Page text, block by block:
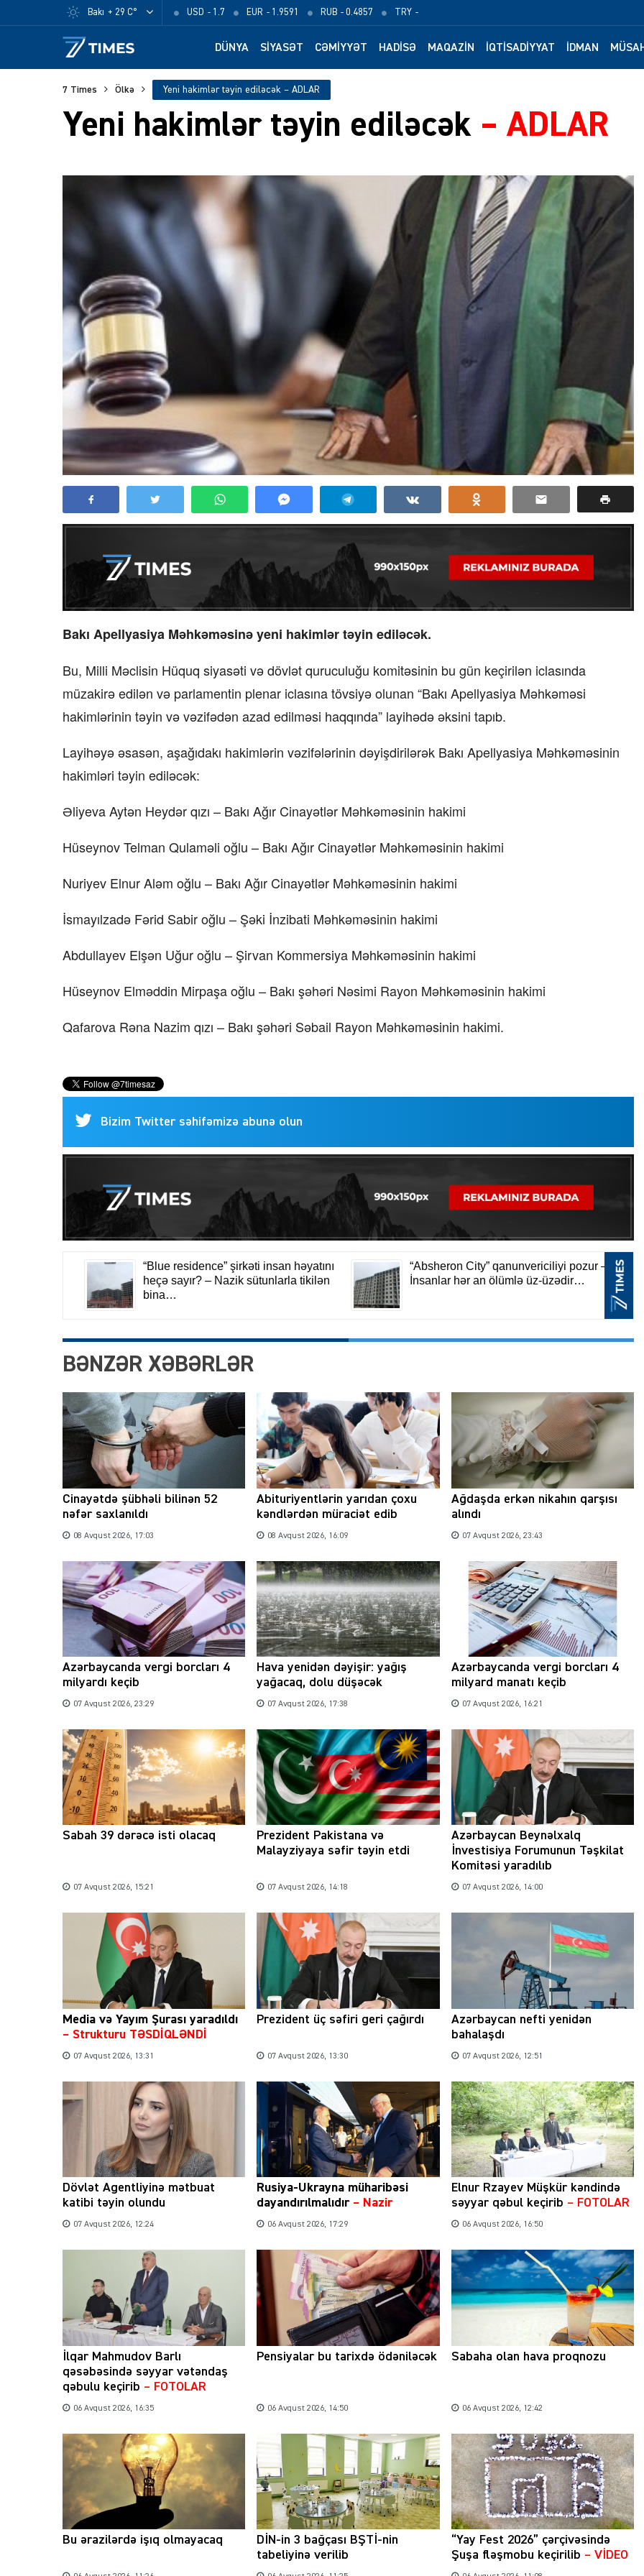
Bakı + 29 C° USD - 1.7 EUR - 1.9591 RUB - 0.4857 TRY -
DÜNYA SIYASƏT CƏMIYYƏT HADISƏ MAQAZIN İQTISADIYYAT İDMAN
7 Times Ölkə Yeni hakimlər təyin ediləcək – ADLAR
Yeni hakimlər təyin ediləcək – ADLAR
Bakı Apellyasiya Məhkəməsinə yeni hakimlər təyin ediləcək.
Bu, Milli Məclisin Hüquq siyasəti və dövlət quruculuğu komitəsinin bu gün keçirilən iclasında
müzakirə edilən və parlamentin plenar iclasına tövsiyə olunan “Bakı Apellyasiya Məhkəməsi
hakimlərinin təyin və vəzifədən azad edilməsi haqqında” layihədə əksini tapıb.
Layihəyə əsasən, aşağıdakı hakimlərin vəzifələrinin dəyişdirilərək Bakı Apellyasiya Məhkəməsinin
hakimləri təyin ediləcək:
Əliyeva Aytən Heydər qızı – Bakı Ağır Cinayətlər Məhkəməsinin hakimi
Hüseynov Telman Qulaməli oğlu – Bakı Ağır Cinayətlər Məhkəməsinin hakimi
Nuriyev Elnur Aləm oğlu – Bakı Ağır Cinayətlər Məhkəməsinin hakimi
İsmayılzadə Fərid Sabir oğlu – Şəki İnzibati Məhkəməsinin hakimi
Abdullayev Elşən Uğur oğlu – Şirvan Kommersiya Məhkəməsinin hakimi
Hüseynov Elməddin Mirpaşa oğlu – Bakı şəhəri Nəsimi Rayon Məhkəməsinin hakimi
Qafarova Rəna Nazim qızı – Bakı şəhəri Səbail Rayon Məhkəməsinin hakimi.
Bizim Twitter səhifəmizə abunə olun
BƏNZƏR XƏBƏRLƏR
Cinayətdə şübhəli bilinən 52
nəfər saxlanıldı
08 Avqust 2026, 17:03
Abituriyentlərin yarıdan çoxu
kəndlərdən müraciət edib
08 Avqust 2026, 16:09
Ağdaşda erkən nikahın qarşısı
alındı
07 Avqust 2026, 23:43
Azərbaycanda vergi borcları 4
milyardı keçib
07 Avqust 2026, 23:29
Hava yenidən dəyişir: yağış
yağacaq, dolu düşəcək
07 Avqust 2026, 17:38
Azərbaycanda vergi borcları 4
milyard manatı keçib
07 Avqust 2026, 16:21
Sabah 39 dərəcə isti olacaq
07 Avqust 2026, 15:21
Prezident Pakistana və
Malayziyaya səfir təyin etdi
07 Avqust 2026, 14:18
Azərbaycan Beynəlxalq
İnvestisiya Forumunun Təşkilat
Komitəsi yaradılıb
07 Avqust 2026, 14:00
Media və Yayım Şurası yaradıldı
– Strukturu TƏSDİQLƏNDİ
07 Avqust 2026, 13:31
Prezident üç səfiri geri çağırdı
07 Avqust 2026, 13:30
Azərbaycan nefti yenidən
bahalaşdı
07 Avqust 2026, 12:51
Dövlət Agentliyinə mətbuat
katibi təyin olundu
07 Avqust 2026, 12:24
Rusiya-Ukrayna müharibəsi
dayandırılmalıdır– Nazir
06 Avqust 2026, 17:29
Elnur Rzayev Müşkür kəndində
səyyar qəbul keçirib – FOTOLAR
06 Avqust 2026, 16:50
İlqar Mahmudov Barlı
qəsəbəsində səyyar vətəndaş
qəbulu keçirib – FOTOLAR
06 Avqust 2026, 16:35
Pensiyalar bu tarixdə ödəniləcək
06 Avqust 2026, 14:50
Sabaha olan hava proqnozu
06 Avqust 2026, 12:42
Bu ərazilərdə işıq olmayacaq
DİN-in 3 bağçası BŞTİ-nin
tabeliyinə verilib
“Yay Fest 2026” çərçivəsində
Şuşa fləşmobu keçirilib – VİDEO
Şəhərsalma ili və qanunsuz tikintilər:
nəzarət mexanizmi haradadır?